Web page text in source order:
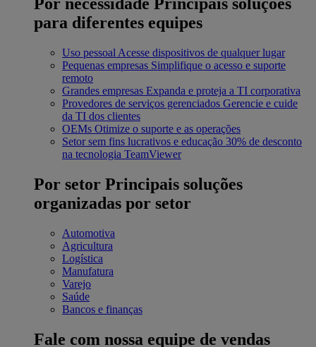
para diferentes equipes
Uso pessoal Acesse dispositivos de qualquer lugar
Pequenas empresas Simplifique o acesso e suporte
remoto
Grandes empresas Expanda e proteja a TI corporativa
Provedores de serviços gerenciados Gerencie e cuide
da TI dos clientes
OEMs Otimize o suporte e as operações
Setor sem fins lucrativos e educação 30% de desconto
na tecnologia TeamViewer
Por setor Principais soluções
organizadas por setor
Automotiva
Agricultura
Logística
Manufatura
Varejo
Saúde
Bancos e finanças
Fale com nossa equipe de vendas